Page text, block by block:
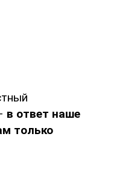
в ответ наше
только